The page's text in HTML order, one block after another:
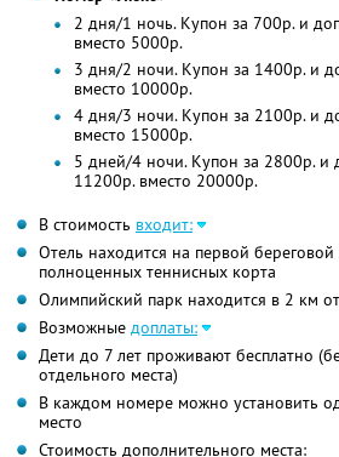
2 дня/1 ночь. Купон за 700р. и
вместо 5000р.
3 дня/2 ночи. Купон за 1400р. и
вместо 10000р.
4 дня/3 ночи. Купон за 2100р. и
вместо 15000р.
5 дней/4 ночи. Купон за 2800р. и
11200р. вместо 20000р.
В стоимость входит:
Отель находится на первой
полноценных теннисных корта
Олимпийский парк находится в 2 км
Возможные доплаты:
Дети до 7 лет проживают бесплатно
отдельного места)
В каждом номере можно установить
место
Стоимость дополнительного места: